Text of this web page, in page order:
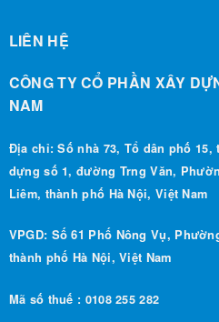
CÔNG TY CỔ PHẦN XÂY
NAM
dựng số 1, đường Trng Văn,
Liêm, thành phố Hà Nội, Việt Nam
thành phố Hà Nội, Việt Nam